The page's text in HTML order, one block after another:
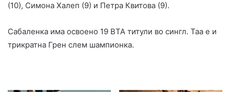
(10), Симона Халеп (9) и Петра Квитова (9).
Сабаленка има освоено 19 ВТА титули во сингл. Таа е и
трикратна Грен слем шампионка.